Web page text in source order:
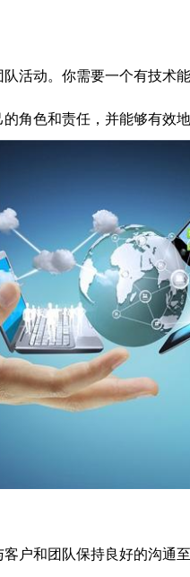
活动。你需要一个有技术
角色和责任，并能够有效地
户和团队保持良好的沟通